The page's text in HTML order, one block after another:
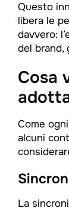
Questo
libera le
davvero:
del brand,
Cosa
Come
alcuni
La